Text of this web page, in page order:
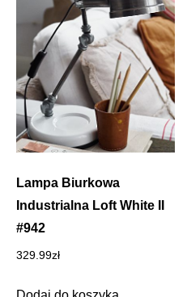
Lampa Biurkowa
Industrialna Loft White II
#942
329.99zł